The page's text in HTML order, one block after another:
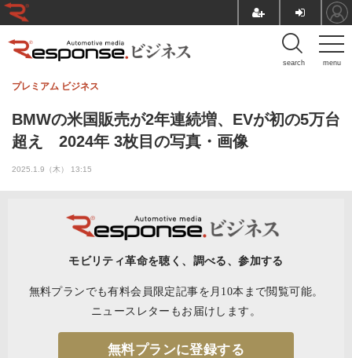
menu
search
BMWの米国販売が2年連続増、EVが初の5万台
超え 2024年 3枚目の写真・画像
プレミアム ビジネス
2025.1.9（木） 13:15
モビリティ革命を聴く、調べる、参加する
無料プランでも有料会員限定記事を月10本まで閲覧可能。
ニュースレターもお届けします。
無料プランに登録する